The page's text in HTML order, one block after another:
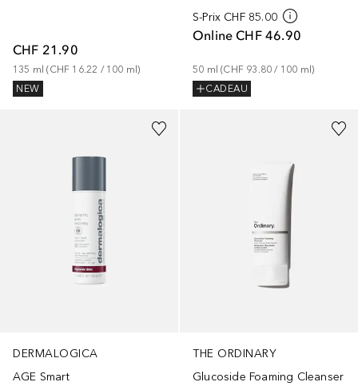
CHF 21.90
135 ml (CHF 16.22 / 100 ml)
NEW
S-Prix CHF 85.00
Online CHF 46.90
50 ml (CHF 93.80 / 100 ml)
CADEAU
DERMALOGICA
AGE Smart
THE ORDINARY
Glucoside Foaming Cleanser